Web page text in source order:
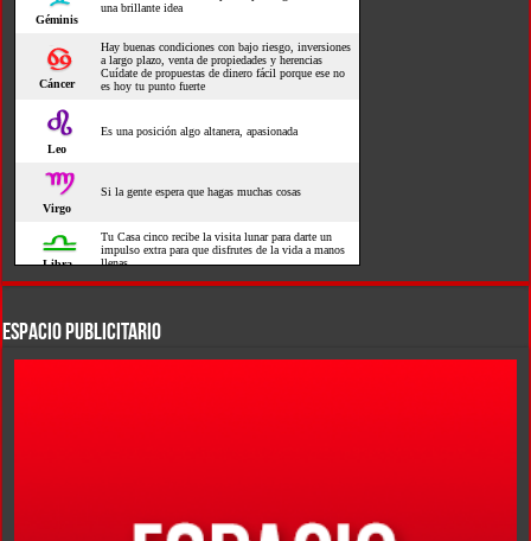
ESPACIO PUBLICITARIO